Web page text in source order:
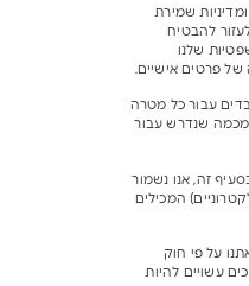
שמירת
להבטיח
שלנו
של פרטים אישיים.
עבור כל מטרה
מכמה שנדרש עבור
זה, אנו נשמור
המכילים
על פי חוק
עשויים להיות